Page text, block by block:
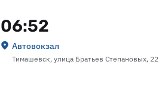
06:52
Автовокзал
Тимашевск, улица Братьев Степановых, 22